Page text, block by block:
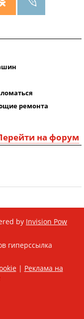
ремонта
на форум
by Invision Pow
гиперссылка
| Реклама на